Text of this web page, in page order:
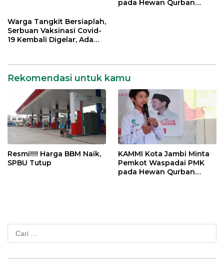
pada Hewan Qurban
Warga Tangkit Bersiaplah,
Serbuan Vaksinasi Covid-
19 Kembali Digelar, Ada
Rekomendasi untuk kamu
Resmi!!!! Harga BBM Naik,
SPBU Tutup
KAMMI Kota Jambi Minta
Pemkot Waspadai PMK
pada Hewan Qurban
Cari
untuk: